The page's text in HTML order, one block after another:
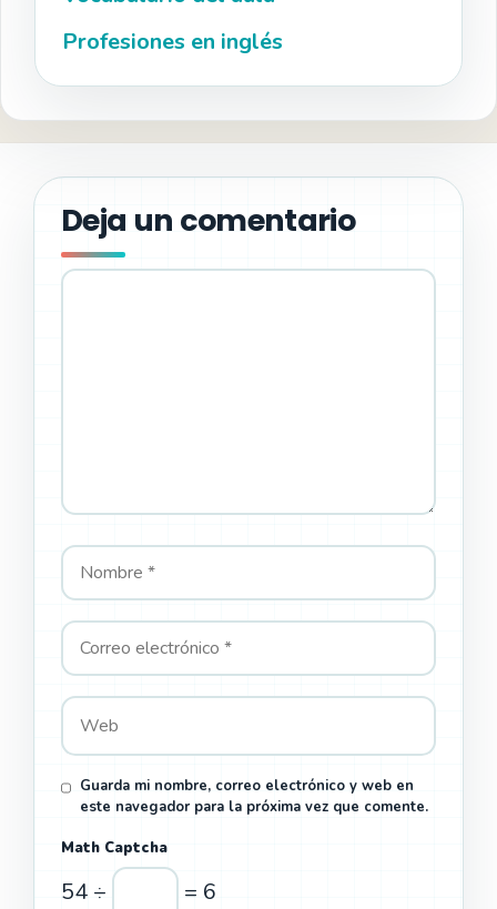
Profesiones en inglés
Deja un comentario
Comentario
Nombre
Correo
Web
Guarda mi nombre, correo electrónico y web en
este navegador para la próxima vez que comente.
Math Captcha
54 ÷ = 6